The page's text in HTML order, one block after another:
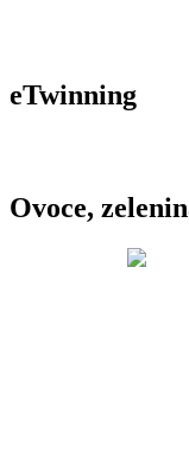
eTwinning
Ovoce,